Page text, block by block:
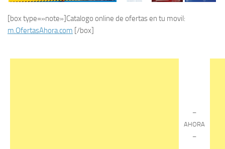
[box type=»note»]Catalogo online de ofertas en tu movil:
m.OfertasAhora.com [/box]
–
AHORA
–